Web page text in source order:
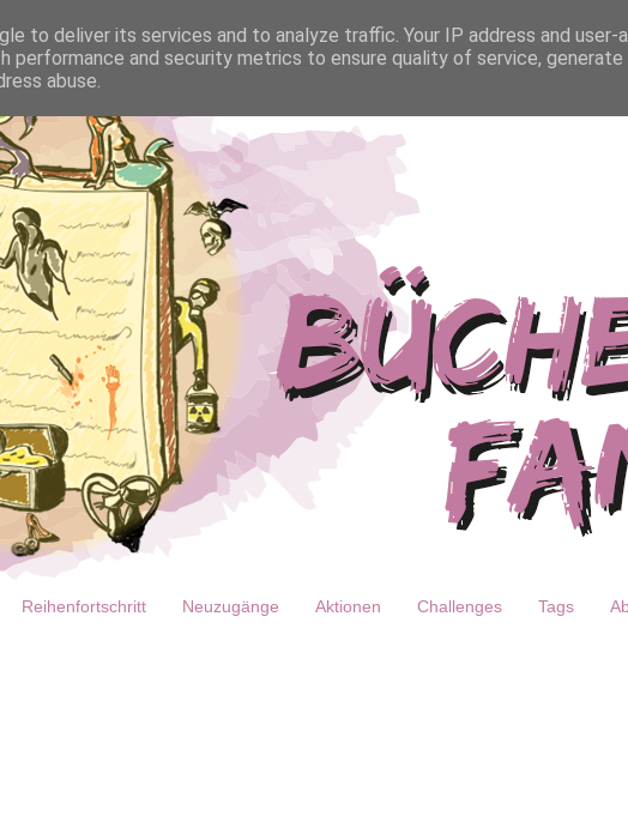
Reihenfortschritt Neuzugänge Aktionen Challenges Tags
to deliver its services and to analyze traffic. Your IP address and user-
performance and security metrics to ensure quality of service, generate
abuse.